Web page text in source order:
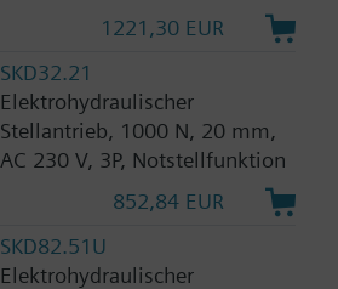
1221,30 EUR
SKD32.21
Elektrohydraulischer
Stellantrieb, 1000 N, 20 mm,
AC 230 V, 3P, Notstellfunktion
852,84 EUR
SKD82.51U
Elektrohydraulischer